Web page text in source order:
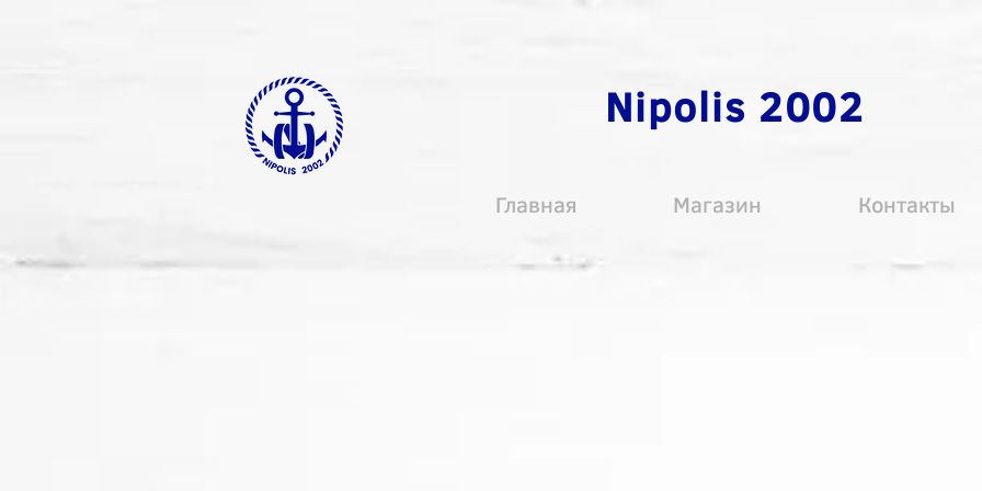
Nipolis 2002
Главная Магазин Контакты